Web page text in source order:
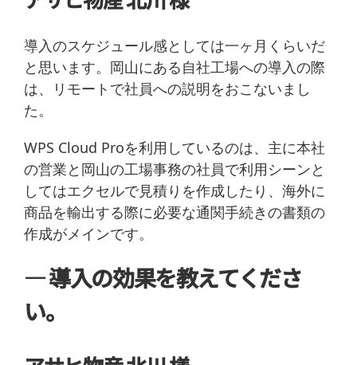
導入のスケジュール感としては一ヶ月くらいだ
と思います。岡山にある自社工場への導入の際
は、リモートで社員への説明をおこないまし
た。
WPS Cloud Proを利用しているのは、主に本社
の営業と岡山の工場事務の社員で利用シーンと
してはエクセルで見積りを作成したり、海外に
商品を輸出する際に必要な通関手続きの書類の
作成がメインです。
― 導入の効果を教えてくださ
い。